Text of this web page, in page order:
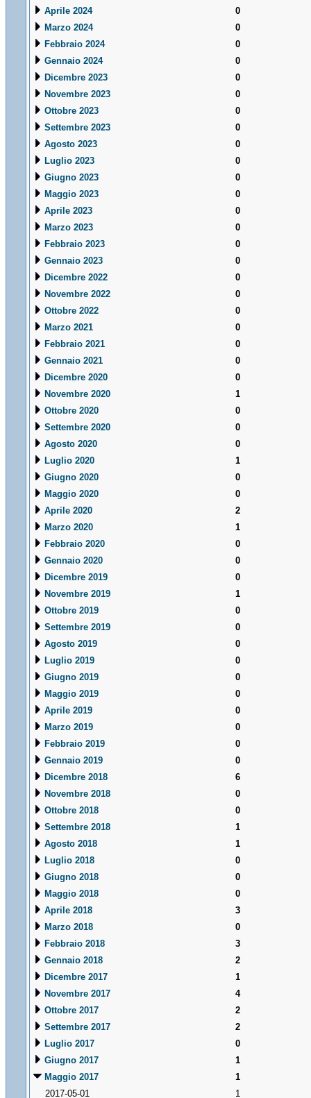
Aprile 2024
0
Marzo 2024
0
Febbraio 2024
0
Gennaio 2024
0
Dicembre 2023
0
Novembre 2023
0
Ottobre 2023
0
Settembre 2023
0
Agosto 2023
0
Luglio 2023
0
Giugno 2023
0
Maggio 2023
0
Aprile 2023
0
Marzo 2023
0
Febbraio 2023
0
Gennaio 2023
0
Dicembre 2022
0
Novembre 2022
0
Ottobre 2022
0
Marzo 2021
0
Febbraio 2021
0
Gennaio 2021
0
Dicembre 2020
0
Novembre 2020
1
Ottobre 2020
0
Settembre 2020
0
Agosto 2020
0
Luglio 2020
1
Giugno 2020
0
Maggio 2020
0
Aprile 2020
2
Marzo 2020
1
Febbraio 2020
0
Gennaio 2020
0
Dicembre 2019
0
Novembre 2019
1
Ottobre 2019
0
Settembre 2019
0
Agosto 2019
0
Luglio 2019
0
Giugno 2019
0
Maggio 2019
0
Aprile 2019
0
Marzo 2019
0
Febbraio 2019
0
Gennaio 2019
0
Dicembre 2018
6
Novembre 2018
0
Ottobre 2018
0
Settembre 2018
1
Agosto 2018
1
Luglio 2018
0
Giugno 2018
0
Maggio 2018
0
Aprile 2018
3
Marzo 2018
0
Febbraio 2018
3
Gennaio 2018
2
Dicembre 2017
1
Novembre 2017
4
Ottobre 2017
2
Settembre 2017
2
Luglio 2017
0
Giugno 2017
1
Maggio 2017
1
2017-05-01
1